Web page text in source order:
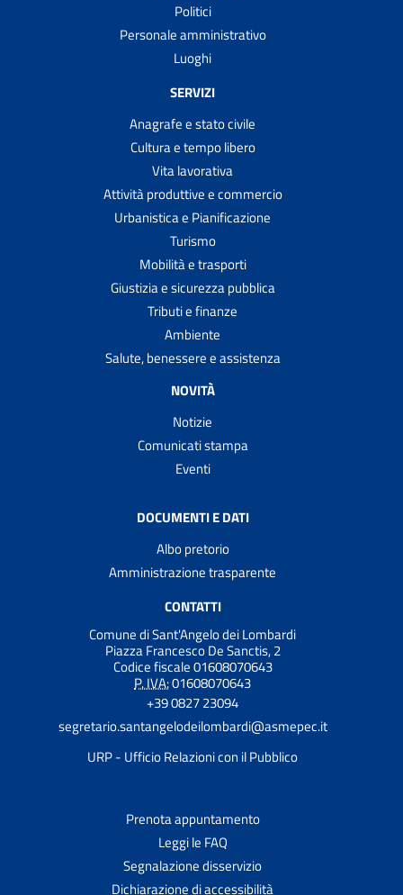
Politici
Personale amministrativo
Luoghi
SERVIZI
Anagrafe e stato civile
Cultura e tempo libero
Vita lavorativa
Attività produttive e commercio
Urbanistica e Pianificazione
Turismo
Mobilità e trasporti
Giustizia e sicurezza pubblica
Tributi e finanze
Ambiente
Salute, benessere e assistenza
NOVITÀ
Notizie
Comunicati stampa
Eventi
DOCUMENTI E DATI
Albo pretorio
Amministrazione trasparente
CONTATTI
Comune di Sant'Angelo dei Lombardi
Piazza Francesco De Sanctis, 2
Codice fiscale 01608070643
P. IVA:01608070643
+39 0827 23094
segretario.santangelodeilombardi@asmepec.it
URP - Ufficio Relazioni con il Pubblico
Prenota appuntamento
Leggi le FAQ
Segnalazione disservizio
Dichiarazione di accessibilità